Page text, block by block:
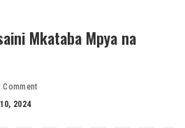
Mkataba Mpya na
Comment
2024